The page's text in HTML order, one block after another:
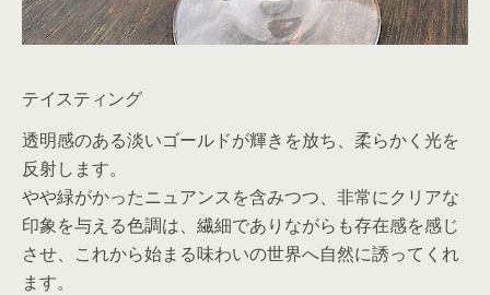
テイスティング
透明感のある淡いゴールドが輝きを放ち、柔らかく光を
反射します。
やや緑がかったニュアンスを含みつつ、非常にクリアな
印象を与える色調は、繊細でありながらも存在感を感じ
させ、これから始まる味わいの世界へ自然に誘ってくれ
ます。